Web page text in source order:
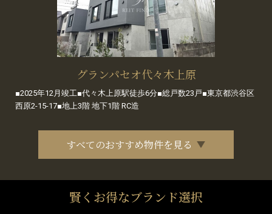
グランパセオ代々木上原
■2025年12月竣工■代々木上原駅徒歩6分■総戸数23戸■東京都渋谷区
西原2-15-17■地上3階 地下1階 RC造
すべてのおすすめ物件を見る
賢くお得なブランド選択